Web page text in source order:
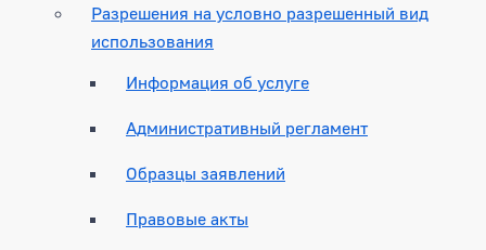
Разрешения на условно разрешенный вид
использования
Информация об услуге
Административный регламент
Образцы заявлений
Правовые акты